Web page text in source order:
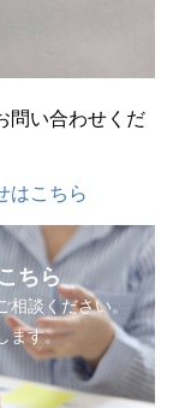
問い合わせくだ
はこちら
ちら
談ください。
ます。